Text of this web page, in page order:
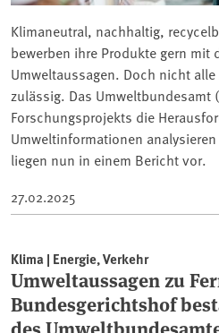
Klimaneutral, nachhaltig,
bewerben ihre Produkte gern mit
Umweltaussagen. Doch nicht
zulässig. Das Umweltbundesamt
Forschungsprojekts die
Umweltinformationen
liegen nun in einem Bericht vor.
27.02.2025
Klima | Energie, Verkehr
Umweltaussagen zu
Bundesgerichtshof
des